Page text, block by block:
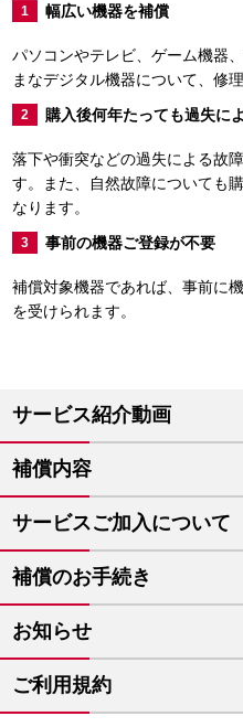
1 幅広い機器を補償
パソコンやテレビ、ゲーム機器
まなデジタル機器について、修
2 購入後何年たっても過失に
落下や衝突などの過失による故
す。また、自然故障についても
なります。
3 事前の機器ご登録が不要
補償対象機器であれば、事前に
を受けられます。
サービス紹介動画
補償内容
サービスご加入について
補償のお手続き
お知らせ
ご利用規約